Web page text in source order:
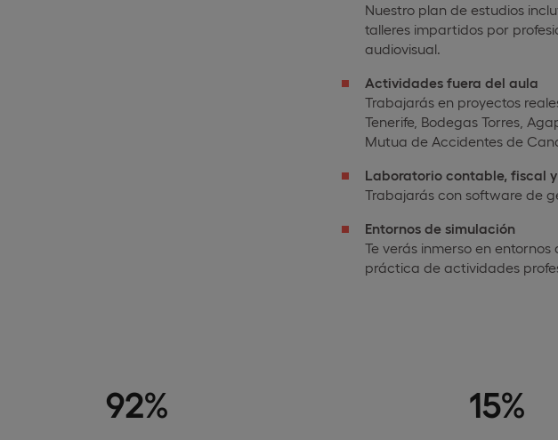
Nuestro plan de estudios
talleres impartidos por
audiovisual.
Actividades fuera del aula
Trabajarás en proyectos
Tenerife, Bodegas Torres,
Mutua de Accidentes de
Laboratorio contable, fiscal
Trabajarás con software de
Entornos de simulación
Te verás inmerso en
práctica de actividades
92% 15%